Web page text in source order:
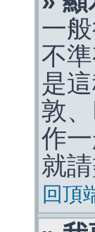
一
不
是
敦
作
就
回頂